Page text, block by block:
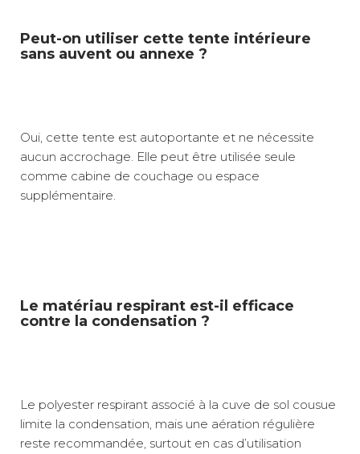
Peut-on utiliser cette tente intérieure
sans auvent ou annexe ?
Oui, cette tente est autoportante et ne nécessite
aucun accrochage. Elle peut être utilisée seule
comme cabine de couchage ou espace
supplémentaire.
Le matériau respirant est-il efficace
contre la condensation ?
Le polyester respirant associé à la cuve de sol cousue
limite la condensation, mais une aération régulière
reste recommandée, surtout en cas d’utilisation